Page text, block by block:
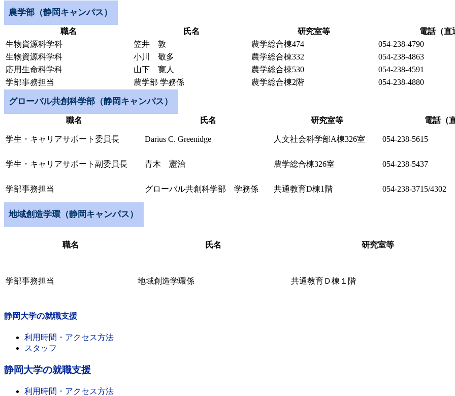
農学部（静岡キャンパス）
職名 氏名 研究室等
電話（直
生物資源科学科
笠井 敦 農学総合棟474
054-238-4790
生物資源科学科
小川 敬多 農学総合棟332
054-238-4863
応用生命科学科
山下 寛人 農学総合棟530
054-238-4591
学部事務担当
農学部 学務係 農学総合棟2階 054-238-4880
グローバル共創科学部（静岡キャンパス）
職名 氏名 研究室等 電話（
学生・キャリアサポート委員長 Darius C. Greenidge 人文社会科学部A棟326室 054-238-5615
学生・キャリアサポート副委員長 青木 憲治 農学総合棟326室 054-238-5437
学部事務担当 グローバル共創科学部 学務係 共通教育D棟1階 054-238-3715/4302
地域創造学環（静岡キャンパス）
職名 氏名 研究室等
学部事務担当 地域創造学環係 共通教育Ｄ棟１階
静岡大学の就職支援
利用時間・アクセス方法
スタッフ
静岡大学の就職支援
利用時間・アクセス方法